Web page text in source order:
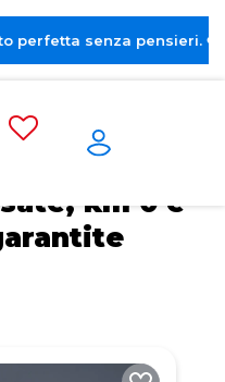
senza pensieri. ❤️
408
km 0 e